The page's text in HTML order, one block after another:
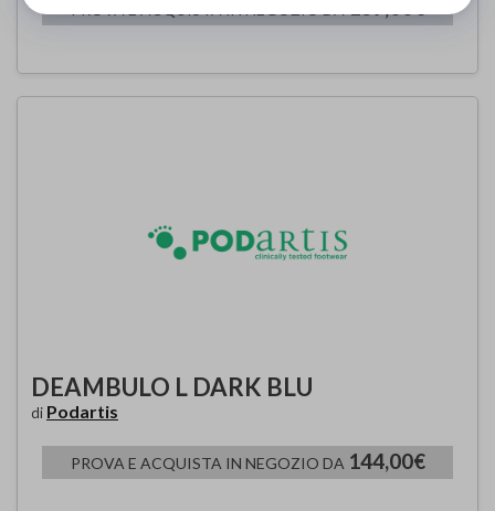
DEAMBULO L DARK BLU
di Podartis
PROVA E ACQUISTA IN NEGOZIO DA 144,00€